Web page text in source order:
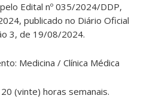
Edital nº 035/2024/DDP,
publicado no Diário Oficial
3, de 19/08/2024.
Medicina / Clínica Médica
(vinte) horas semanais.